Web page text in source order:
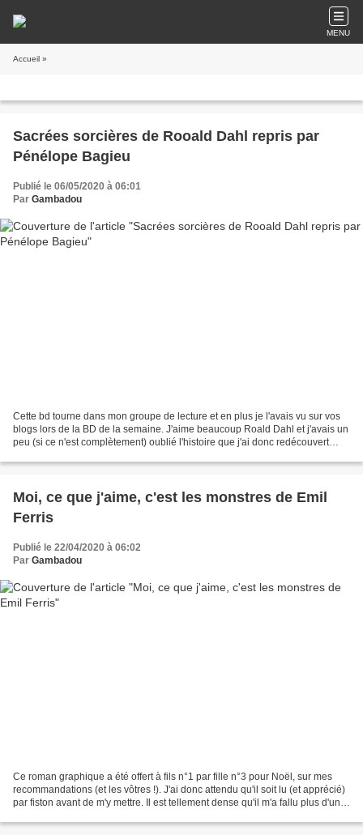
MENU
Accueil »
Sacrées sorcières de Rooald Dahl repris par
Pénélope Bagieu
Publié le 06/05/2020 à 06:01
Par Gambadou
Cette bd tourne dans mon groupe de lecture et en plus je l'avais vu sur vos
blogs lors de la BD de la semaine. J'aime beaucoup Roald Dahl et j'avais un
peu (si ce n'est complètement) oublié l'histoire que j'ai donc redécouvert
Moi, ce que j'aime, c'est les monstres de Emil
Ferris
Publié le 22/04/2020 à 06:02
Par Gambadou
Ce roman graphique a été offert à fils n°1 par fille n°3 pour Noël, sur mes
recommandations (et les vôtres !). J'ai donc attendu qu'il soit lu (et apprécié)
par fiston avant de m'y mettre. Il est tellement dense qu'il m'a fallu plus d'un